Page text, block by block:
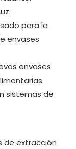
para la
envases
envases
sistemas de
de extracción